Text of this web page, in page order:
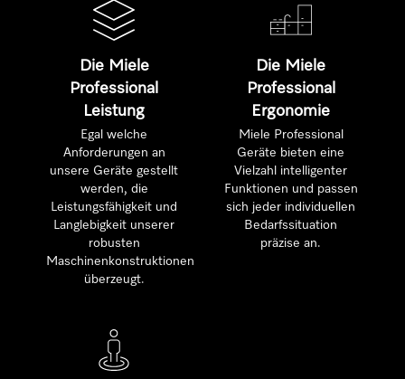
Die Miele
Professional
Leistung
Egal welche
Anforderungen an
unsere Geräte gestellt
werden, die
Leistungsfähigkeit und
Langlebigkeit unserer
robusten
Maschinenkonstruktionen
überzeugt.
Die Miele
Professional
Ergonomie
Miele Professional
Geräte bieten eine
Vielzahl intelligenter
Funktionen und passen
sich jeder individuellen
Bedarfssituation
präzise an.